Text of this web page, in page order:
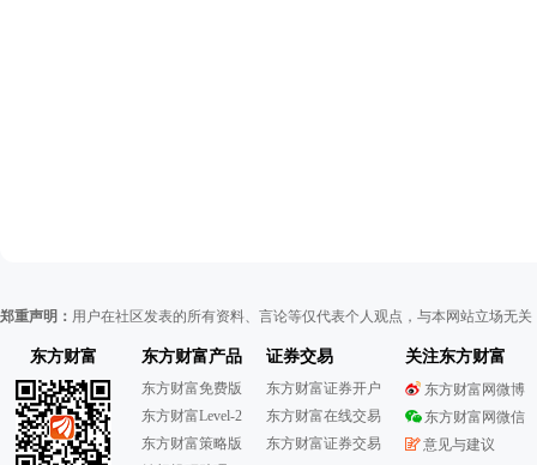
郑重声明： 用户在社区发表的所有资料、言论等仅代表个人观点，与本网站立场无
东方财富 东方财富产品
东方财富免费版
东方财富Level-2
东方财富策略版
证券交易
东方财富证券开户
东方财富在线交易
东方财富证券交易
关注东方财富
东方财富网微博
东方财富网微信
意见与建议